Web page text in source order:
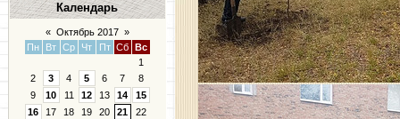
Календарь
« Октябрь 2017 »
Пн
Вт Ср Чт Пт Сб
Вс
1
2
3 4 5 6 7
8
9
10 11 12 13 14
15
16
17 18 19 20 21
22